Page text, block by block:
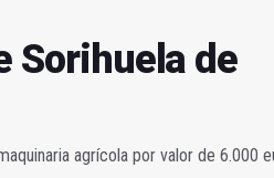
Sorihuela de
agrícola por valor de 6.000